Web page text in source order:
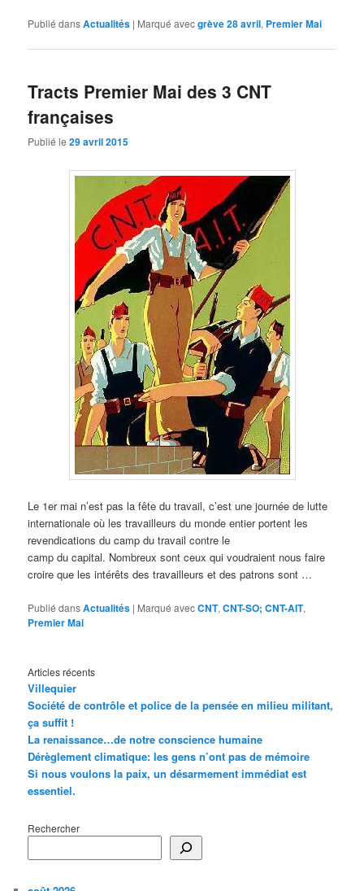
Publié dansActualités | Marqué avecgrève 28 avril, Premier Mai
Tracts Premier Mai des 3 CNT
françaises
Publié le29 avril 2015
Le 1er mai n’est pas la fête du travail, c’est une journée de lutte
internationale où les travailleurs du monde entier portent les
revendications du camp du travail contre le
camp du capital. Nombreux sont ceux qui voudraient nous faire
croire que les intérêts des travailleurs et des patrons sont …
Publié dansActualités | Marqué avecCNT,CNT-SO; CNT-AIT,
Premier Mai
Articles récents
Villequier
Société de contrôle et police de la pensée en milieu militant,
ça suffit !
La renaissance…de notre conscience humaine
Dérèglement climatique: les gens n’ont pas de mémoire
Si nous voulons la paix, un désarmement immédiat est
essentiel.
Rechercher